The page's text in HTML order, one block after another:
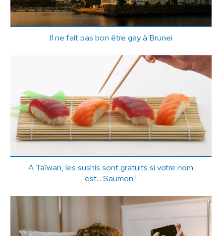
Il ne fait pas bon être gay à Brunei
A Taïwan, les sushis sont gratuits si votre nom
est... Saumon !